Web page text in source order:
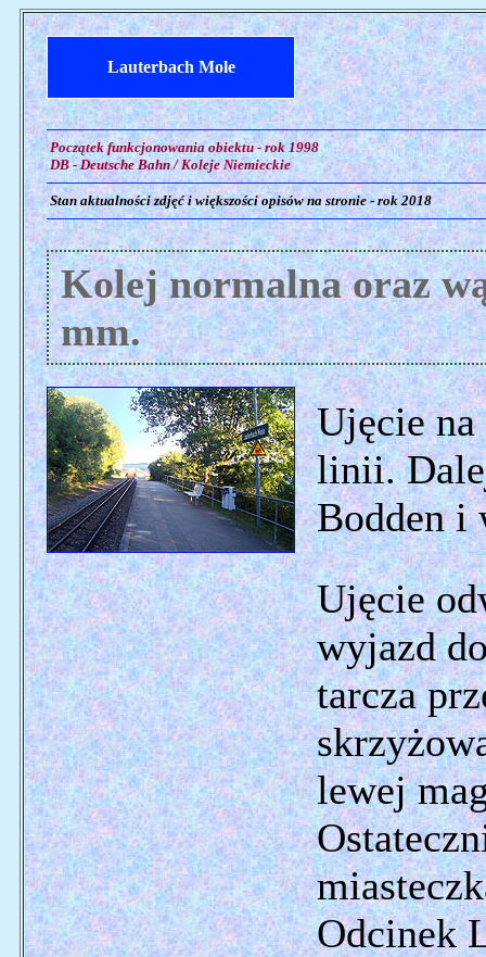
Lauterbach Mole
Początek funkcjonowania obiektu - rok 1998
DB - Deutsche Bahn / Koleje Niemieckie
Stan aktualności zdjęć i większości opisów na stronie - rok 2018
Kolej normalna oraz
mm.
Ujęcie na
linii.
Bodden i
Ujęcie
wyjazd
tarcza
lewej
Odcinek